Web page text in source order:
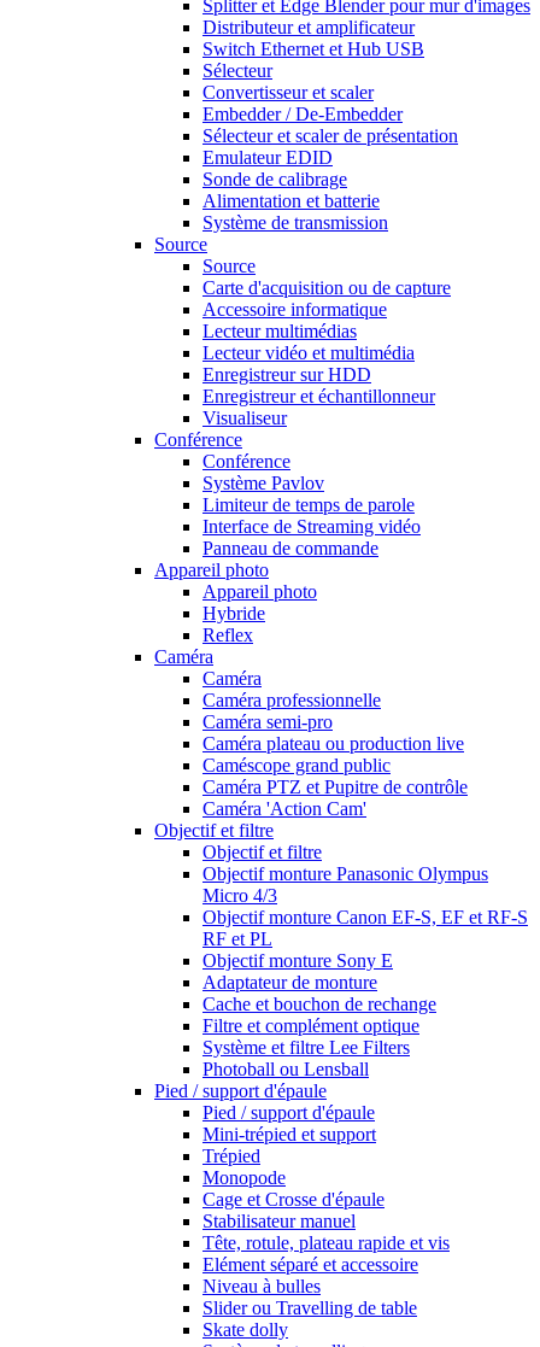
Splitter et Edge Blender pour mur d'images
Distributeur et amplificateur
Switch Ethernet et Hub USB
Sélecteur
Convertisseur et scaler
Embedder / De-Embedder
Sélecteur et scaler de présentation
Emulateur EDID
Sonde de calibrage
Alimentation et batterie
Système de transmission
Source
Source
Carte d'acquisition ou de capture
Accessoire informatique
Lecteur multimédias
Lecteur vidéo et multimédia
Enregistreur sur HDD
Enregistreur et échantillonneur
Visualiseur
Conférence
Conférence
Système Pavlov
Limiteur de temps de parole
Interface de Streaming vidéo
Panneau de commande
Appareil photo
Appareil photo
Hybride
Reflex
Caméra
Caméra
Caméra professionnelle
Caméra semi-pro
Caméra plateau ou production live
Caméscope grand public
Caméra PTZ et Pupitre de contrôle
Caméra 'Action Cam'
Objectif et filtre
Objectif et filtre
Objectif monture Panasonic Olympus
Micro 4/3
Objectif monture Canon EF-S, EF et RF-S
RF et PL
Objectif monture Sony E
Adaptateur de monture
Cache et bouchon de rechange
Filtre et complément optique
Système et filtre Lee Filters
Photoball ou Lensball
Pied / support d'épaule
Pied / support d'épaule
Mini-trépied et support
Trépied
Monopode
Cage et Crosse d'épaule
Stabilisateur manuel
Tête, rotule, plateau rapide et vis
Elément séparé et accessoire
Niveau à bulles
Slider ou Travelling de table
Skate dolly